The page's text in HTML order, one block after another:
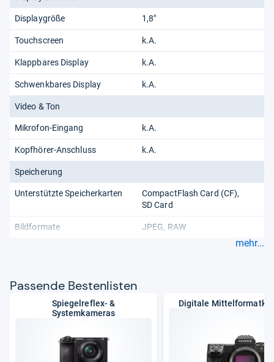
Displaygröße 1,8"
Touchscreen k.A.
Klappbares Display k.A.
Schwenkbares Display k.A.
Video & Ton
Mikrofon-Eingang k.A.
Kopfhörer-Anschluss k.A.
Speicherung
Unterstützte Speicherkarten
CompactFlash Card (CF)
SD Card
Bildformate JPEG RAW
mehr...
Pas­sende Bes­ten­lis­ten
Spiegelreflex- &
Systemkameras
Digitale